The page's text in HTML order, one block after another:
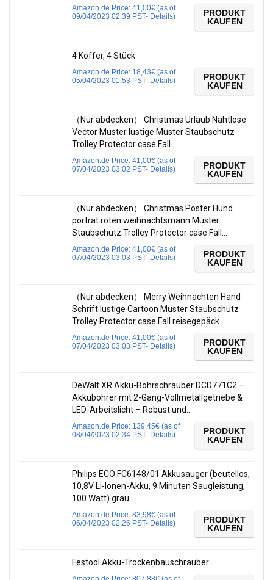
Amazon.de Price: 41,00€ (as of
09/04/2023 02:39 PST- Details)
PRODUKT
KAUFEN
4 Koffer, 4 Stück
Amazon.de Price: 18,43€ (as of
05/04/2023 01:53 PST- Details)
PRODUKT
KAUFEN
（Nur abdecken） Christmas Urlaub Nahtlose
Vector Muster lustige Muster Staubschutz
Trolley Protector case Fall…
Amazon.de Price: 41,00€ (as of
07/04/2023 03:02 PST- Details)
PRODUKT
KAUFEN
（Nur abdecken） Christmas Poster Hund
porträt roten weihnachtsmann Muster
Staubschutz Trolley Protector case Fall…
Amazon.de Price: 41,00€ (as of
07/04/2023 03:03 PST- Details)
PRODUKT
KAUFEN
（Nur abdecken） Merry Weihnachten Hand
Schrift lustige Cartoon Muster Staubschutz
Trolley Protector case Fall reisegepäck…
Amazon.de Price: 41,00€ (as of
07/04/2023 03:03 PST- Details)
PRODUKT
KAUFEN
DeWalt XR Akku-Bohrschrauber DCD771C2 –
Akkubohrer mit 2-Gang-Vollmetallgetriebe &
LED-Arbeitslicht – Robust und…
Amazon.de Price: 139,45€ (as of
08/04/2023 02:34 PST- Details)
PRODUKT
KAUFEN
Philips ECO FC6148/01 Akkusauger (beutellos,
10,8V Li-Ionen-Akku, 9 Minuten Saugleistung,
100 Watt) grau
Amazon.de Price: 83,98€ (as of
06/04/2023 02:26 PST- Details)
PRODUKT
KAUFEN
Festool Akku-Trockenbauschrauber